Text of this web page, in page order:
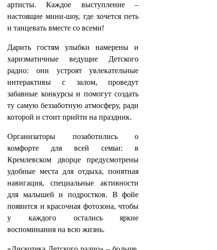
артисты. Каждое выступление –
настоящие мини-шоу, где хочется петь
и танцевать вместе со всеми!
Дарить гостям улыбки намерены и
харизматичные ведущие Детского
радио: они устроят увлекательные
интерактивы с залом, проведут
забавные конкурсы и помогут создать
ту самую беззаботную атмосферу, ради
которой и стоит прийти на праздник.
Организаторы позаботились о
комфорте для всей семьи: в
Кремлевском дворце предусмотрены
удобные места для отдыха, понятная
навигация, специальные активности
для малышей и подростков. В фойе
появится и красочная фотозона, чтобы
у каждого остались яркие
воспоминания на всю жизнь.